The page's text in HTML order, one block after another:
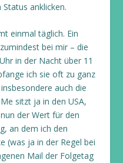
anklicken.
einmal täglich. Ein
bei mir – die
in der Nacht über 11
ich sie oft zu ganz
auch die
sitzt ja in den USA,
der Wert für den
an dem ich den
(was ja in der Regel bei
Mail der Folgetag